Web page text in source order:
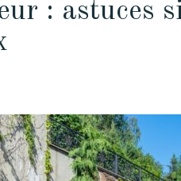
: astuces